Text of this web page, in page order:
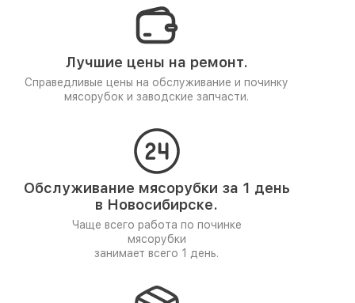
Лучшие цены на ремонт.
Справедливые цены на обслуживание и починку
мясорубок и заводские запчасти.
Обслуживание мясорубки за 1 день
в Новосибирске.
Чаще всего работа по починке
мясорубки
занимает всего 1 день.